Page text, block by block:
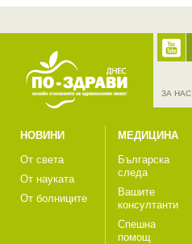
ЗА НАС
НОВИНИ
От света
От науката
От болниците
МЕДИЦИНА
Българска
следа
Вашите
консултанти
Спешна
помощ